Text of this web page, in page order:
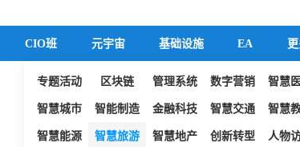
CIO班 元宇宙 基础设施 EA
专题活动 区块链 管理系统 数字营销 智慧
智慧城市 智能制造 金融科技 智慧交通 智慧
智慧能源 智慧旅游 智慧地产 创新转型 人物